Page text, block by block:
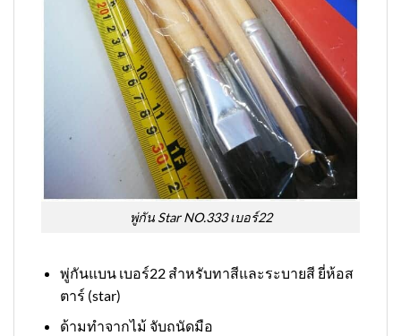
พู่กัน Star NO.333 เบอร์22
พู่กันแบน เบอร์22 สำหรับทาสีและระบายสี ยี่ห้อส
ตาร์ (star)
ด้ามทำจากไม้ จับถนัดมือ